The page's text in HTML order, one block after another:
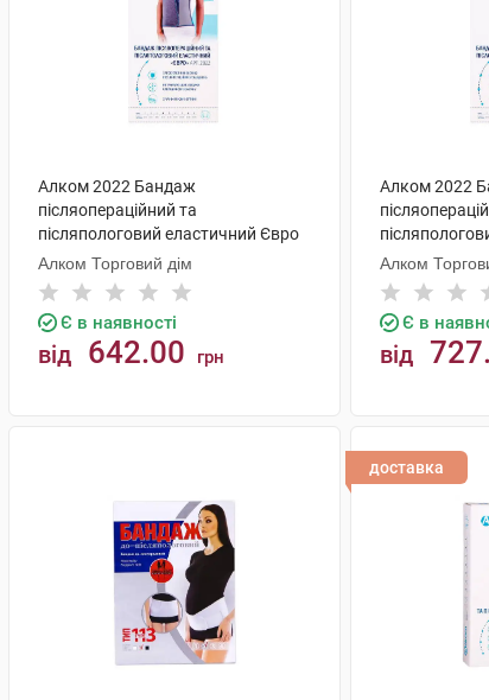
Алком 2022 Бандаж
післяопераційний та
післяпологовий еластичний Євро
розмір 5 1 шт
Алком Торговий дім
Є в наявності
від 642.00 грн
Алком 2022
розмір 2 1 шт
Алком
Є в
від
доставка